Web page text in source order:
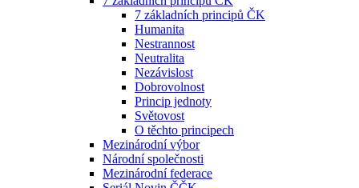
7 základních principů ČK
Humanita
Nestrannost
Neutralita
Nezávislost
Dobrovolnost
Princip jednoty
Světovost
O těchto principech
Mezinárodní výbor
Národní společnosti
Mezinárodní federace